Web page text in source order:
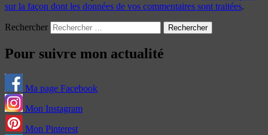
sur la façon dont les données de vos commentaires sont traitées.
Rechercher
Pour suivre mon actualité
Ma page Facebook
Mon Instagram
Mon Pinterest